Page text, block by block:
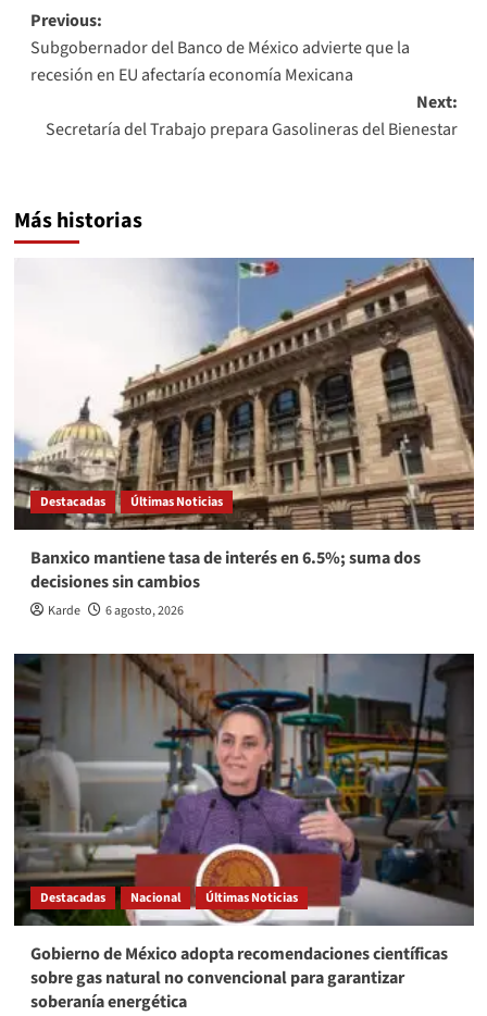
Post
navigation
Previous:
Subgobernador del Banco de México advierte que la
recesión en EU afectaría economía Mexicana
Next:
Secretaría del Trabajo prepara Gasolineras del Bienestar
Más historias
Destacadas Últimas Noticias
Banxico mantiene tasa de interés en 6.5%; suma dos
decisiones sin cambios
Karde 6 agosto, 2026
Destacadas Nacional Últimas Noticias
Gobierno de México adopta recomendaciones científicas
sobre gas natural no convencional para garantizar
soberanía energética